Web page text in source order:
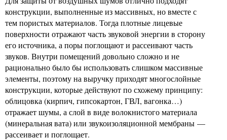
конструкции, выполненные из массивных, но вместе с
тем пористых материалов. Тогда плотные лицевые
поверхности отражают часть звуковой энергии в сторону
его источника, а поры поглощают и рассеивают часть
звуков. Внутри помещений довольно сложно и не
рационально было бы использовать слишком массивные
элементы, поэтому на выручку приходят многослойные
конструкции, которые действуют по схожему принципу:
облицовка (кирпич, гипсокартон, ГВЛ, вагонка…)
отражает шумы, а слой в виде волокнистого материала
(минеральная вата) или звукоизоляционной мембраны —
рассеивает и поглощает.